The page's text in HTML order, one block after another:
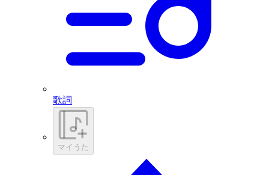
歌詞
マイうた